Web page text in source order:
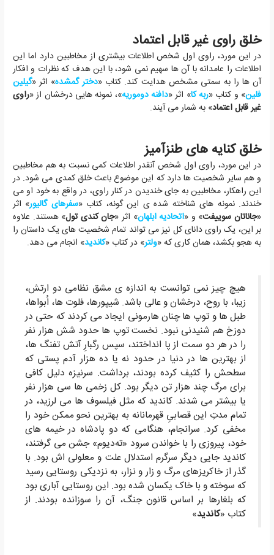
خلق راوی غیر قابل اعتماد
در این مورد، راوی اول شخص اطلاعات بیشتری از مخاطبین دارد اما این
اطلاعات را عامدانه با آن ها سهیم نمی شود، با این هدف که نظرات و افکار
آن ها را به سمتی مشخص هدایت کند. کتاب «دختر گمشده» اثر «گیلین
فلین» و کتاب «ربه کا» اثر «دافنه دوموریه»، نمونه هایی درخشان از «راوی
غیر قابل اعتماد» به شمار می آیند.
خلق کنایه های طنزآمیز
در این مورد، راوی اول شخص آنقدر اطلاعات کمی نسبت به هم مخاطبین
و هم سایر شخصیت ها دارد که این موضوع باعث خلق کمدی می شود. در
این راهکار، مخاطبین به جای خندیدن در کنار راوی، در واقع به خود او می
خندند. نمونه های شناخته شده ی این گونه، کتاب «سفرهای گالیور» اثر
«جاناتان سوییفت» و «اتحادیه ابلهان» اثر «جان کندی تول» هستند. علاوه
بر این، یک راوی دانای کل نیز می تواند تمام شخصیت های یک داستان را
به هجو بکشد، همان کاری که «ولتر» در کتاب «کاندید» انجام می دهد.
هیچ چیز نمى توانست به اندازه ى مشق نظامى دو ارتش،
زیبا، با روح، درخشان و عالى باشد. شیپورها، فلوت ها، اُبواها،
طبل ها و توپ ها چنان هارمونى ایجاد مى کردند که حتى در
دوزخ هم شنیدنى نبود. نخست توپ ها حدود شش هزار نفر
را در هر دو سمت از پا انداختند، سپس رگبارِ آتش تفنگ ها،
از بهترین ها در دنیا در حدود نه یا ده هزار آدم پستى که
سطحش را کثیف کرده بودند، برداشت. سرنیزه دلیل کافى
براى مرگ چند هزار تن دیگر بود. کل زخمى ها سى هزار نفر
یا بیشتر مى شدند. کاندید که مثل فیلسوف ها مى لرزید، در
تمام مدتِ این قصابىِ قهرمانانه به بهترین نحو ممکن خود را
مخفى کرد. سرانجام، هنگامى که دو پادشاه در خیمه هاى
خود، پیروزى را با خواندن سرود «ته‌دیوم» جشن مى گرفتند،
کاندید جایى دیگر سرگرم استدلال علت و معلولى اش بود. با
گذر از خاکریزهاى مرگ و زار و نزار، به نزدیکى روستایى رسید
که سوخته و با خاک یکسان شده بود. این روستایى آبارى بود
که بلغارها بر اساس قانون جنگ، آن را سوزانده بودند. از
کتاب «کاندید»